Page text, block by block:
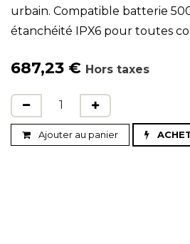
urbain. Compatible batterie
étanchéité IPX6 pour toutes
687,23 € Hors taxes
Ajouter au panier